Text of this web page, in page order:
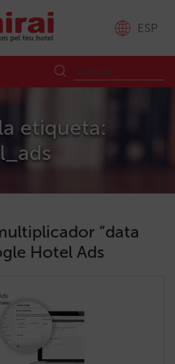
ESP
etiqueta:
“data
Hotel Ads